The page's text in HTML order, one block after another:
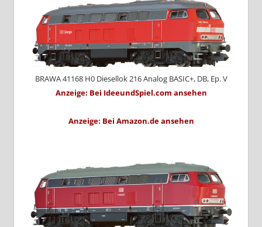
BRAWA 41168 H0 Diesellok 216 Analog BASIC+, DB, Ep. V
Anzeige: Bei IdeeundSpiel.com ansehen
Anzeige: Bei Amazon.de ansehen